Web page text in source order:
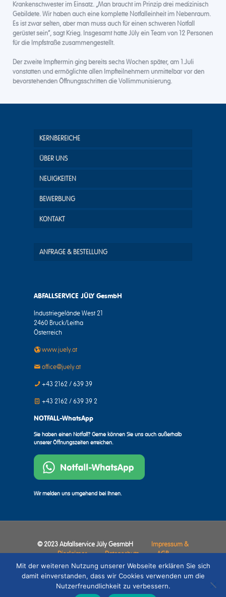
Krankenschwester im Einsatz. „Man braucht im Prinzip drei medizinisch
Gebildete. Wir haben auch eine komplette Notfalleinheit im Nebenraum.
Es ist zwar selten, aber man muss auch für einen schweren Notfall
gerüstet sein“, sagt Krieg. Insgesamt hatte Jüly ein Team von 12 Personen
für die Impfstraße zusammengestellt.
Der zweite Impftermin ging bereits sechs Wochen später, am 1.Juli
vonstatten und ermöglichte allen Impfteilnehmern unmittelbar vor den
bevorstehenden Öffnungsschritten die Vollimmunisierung.
KERNBEREICHE
ÜBER UNS
NEUIGKEITEN
BEWERBUNG
KONTAKT
ANFRAGE & BESTELLUNG
ABFALLSERVICE JÜLY GesmbH
Industriegelände West 21
2460 Bruck/Leitha
Österreich
www.juely.at
office@juely.at
+43 2162 / 639 39
+43 2162 / 639 39 2
NOTFALL-WhatsApp
Sie haben einen Notfall? Gerne können Sie uns auch außerhalb
unserer Öffnungszeiten erreichen.
Wir melden uns umgehend bei Ihnen.
© 2023 Abfallservice Jüly GesmbH Impressum &
Disclaimer
Datenschutz AGB
Mit der weiteren Nutzung unserer Webseite erklären Sie sich
damit einverstanden, dass wir Cookies verwenden um die
Nutzerfreundlichkeit zu verbessern.